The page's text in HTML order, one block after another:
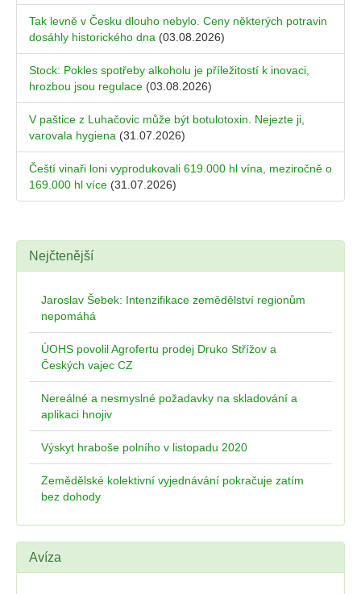
Tak levně v Česku dlouho nebylo. Ceny některých potravin
dosáhly historického dna (03.08.2026)
Stock: Pokles spotřeby alkoholu je příležitostí k inovaci,
hrozbou jsou regulace (03.08.2026)
V paštice z Luhačovic může být botulotoxin. Nejezte ji,
varovala hygiena (31.07.2026)
Čeští vinaři loni vyprodukovali 619.000 hl vína, meziročně o
169.000 hl více (31.07.2026)
Nejčtenější
Jaroslav Šebek: Intenzifikace zemědělství regionům
nepomáhá
ÚOHS povolil Agrofertu prodej Druko Střížov a
Českých vajec CZ
Nereálné a nesmyslné požadavky na skladování a
aplikaci hnojiv
Výskyt hraboše polního v listopadu 2020
Zemědělské kolektivní vyjednávání pokračuje zatím
bez dohody
Avíza